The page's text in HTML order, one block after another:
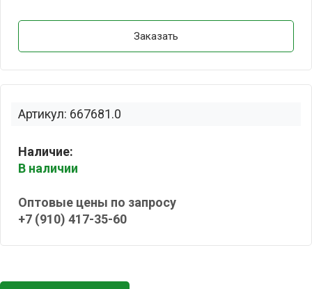
Артикул: 667681.0
Наличие:
В наличии
Оптовые цены по запросу
+7 (910) 417-35-60
Заказать